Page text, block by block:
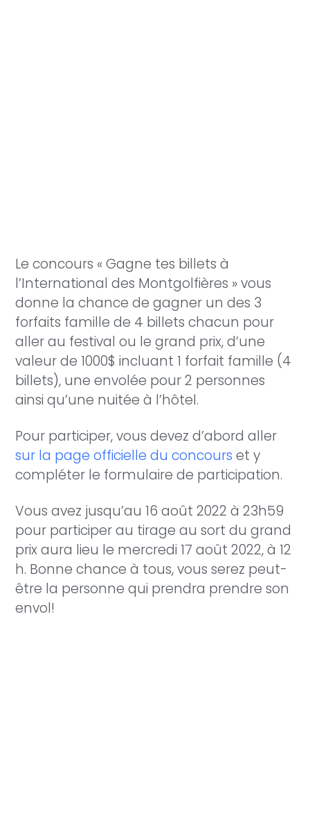
Le concours « Gagne tes billets à
l’International des Montgolfières » vous
donne la chance de gagner un des 3
forfaits famille de 4 billets chacun pour
aller au festival ou le grand prix, d’une
valeur de 1000$ incluant 1 forfait famille (4
billets), une envolée pour 2 personnes
ainsi qu’une nuitée à l’hôtel.
Pour participer, vous devez d’abord aller
sur la page officielle du concours et y
compléter le formulaire de participation.
Vous avez jusqu’au 16 août 2022 à 23h59
pour participer au tirage au sort du grand
prix aura lieu le mercredi 17 août 2022, à 12
h. Bonne chance à tous, vous serez peut-
être la personne qui prendra prendre son
envol!